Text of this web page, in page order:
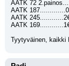
AATK 72
AATK
AATK
AATK
Tyytyväinen, kaikki